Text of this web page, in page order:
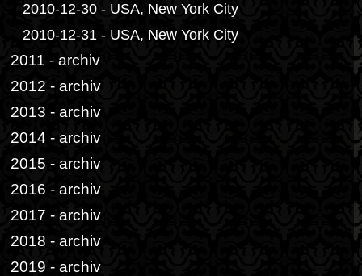
2010-12-30 - USA, New York City
2010-12-31 - USA, New York City
2011 - archiv
2012 - archiv
2013 - archiv
2014 - archiv
2015 - archiv
2016 - archiv
2017 - archiv
2018 - archiv
2019 - archiv